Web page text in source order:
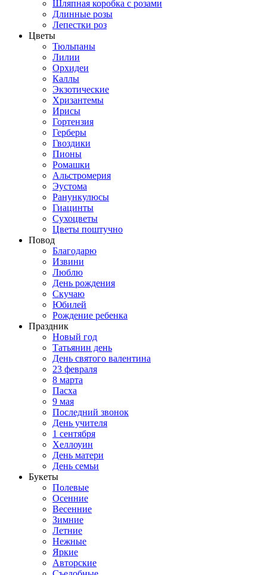
Шляпная коробка с розами
Длинные розы
Лепестки роз
Цветы
Тюльпаны
Лилии
Орхидеи
Каллы
Экзотические
Хризантемы
Ирисы
Гортензия
Герберы
Гвоздики
Пионы
Ромашки
Альстромерия
Эустома
Ранункулюсы
Гиацинты
Сухоцветы
Цветы поштучно
Повод
Благодарю
Извини
Люблю
День рождения
Скучаю
Юбилей
Рождение ребенка
Праздник
Новый год
Татьянин день
День святого валентина
23 февраля
8 марта
Пасха
9 мая
Последний звонок
День учителя
1 сентября
Хеллоуин
День матери
День семьи
Букеты
Полевые
Осенние
Весенние
Зимние
Летние
Нежные
Яркие
Авторские